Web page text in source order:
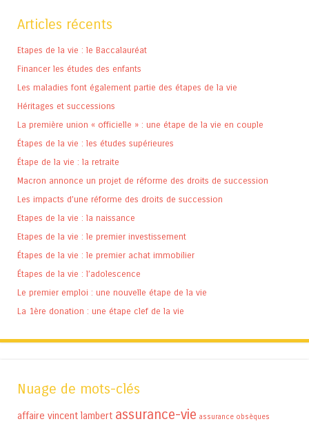
Articles récents
Etapes de la vie : le Baccalauréat
Financer les études des enfants
Les maladies font également partie des étapes de la vie
Héritages et successions
La première union « officielle » : une étape de la vie en couple
Étapes de la vie : les études supérieures
Étape de la vie : la retraite
Macron annonce un projet de réforme des droits de succession
Les impacts d’une réforme des droits de succession
Etapes de la vie : la naissance
Etapes de la vie : le premier investissement
Étapes de la vie : le premier achat immobilier
Étapes de la vie : l’adolescence
Le premier emploi : une nouvelle étape de la vie
La 1ère donation : une étape clef de la vie
Nuage de mots-clés
affaire vincent lambert assurance-vie assurance obsèques